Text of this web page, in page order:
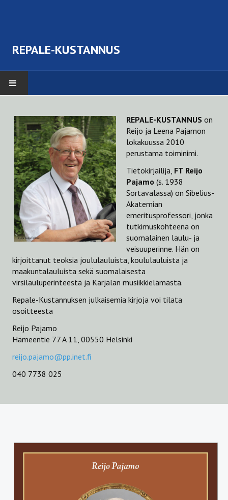
REPALE-KUSTANNUS
TEOKSET
Erik August Hagfors (1827-1913). Suomenkielisen kuorolaulun isä.
Musiikin juhlaa Wiipuris
Koulun laulutunnilla
Kodeille kohentajaksi itsellensäkin iloksi
Musiikista ja muusikoista
Joululaulujen kertomaa
JULKAISULUETTELO
REPALE-KUSTANNUS on
Reijo ja Leena Pajamon
lokakuussa 2010
perustama toiminimi.
Tietokirjailija, FT Reijo
Pajamo (s. 1938
Sortavalassa) on Sibelius-
Akatemian
emeritusprofessori, jonka
tutkimuskohteena on
suomalainen laulu- ja
veisuuperinne. Hän on
kirjoittanut teoksia joululauluista, koululauluista ja
maakuntalauluista sekä suomalaisesta
virsilauluperinteestä ja Karjalan musiikkielämästä.
Repale-Kustannuksen julkaisemia kirjoja voi tilata
osoitteesta
Reijo Pajamo
Hämeentie 77 A 11, 00550 Helsinki
reijo.pajamo@pp.inet.fi
040 7738 025